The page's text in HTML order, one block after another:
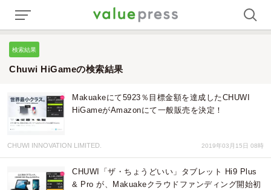
検索結果
Chuwi HiGameの検索結果
Makuakeにて5923％目標金額を達成したCHUWI
HiGameがAmazonにて一般販売を決定！
CHUWI INNOVATION LIMITED. 2019年03月15日 08時
CHUWI「ザ・ちょうどいい」タブレット Hi9 Plus
& Pro が、Makuakeクラウドファンディング開始初